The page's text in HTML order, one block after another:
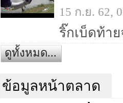
15 ก.ย. 62,
ดูทั้งหมด...
ข้อมูลหน้าตลาด